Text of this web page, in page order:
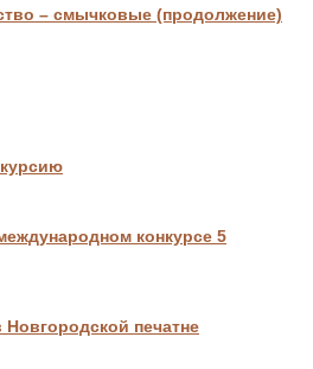
– смычковые (продолжение)
конкурсе 5
печатне